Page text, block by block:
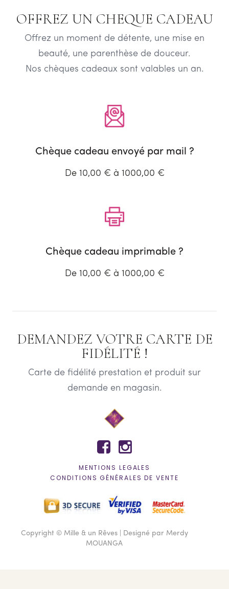
OFFREZ UN CHEQUE CADEAU
Offrez un moment de détente, une mise en
beauté, une parenthèse de douceur.
Nos chèques cadeaux sont valables un an.
Chèque cadeau envoyé par mail ?
De 10,00 € à 1000,00 €
Chèque cadeau imprimable ?
De 10,00 € à 1000,00 €
DEMANDEZ VOTRE CARTE DE
FIDÉLITÉ !
Carte de fidélité prestation et produit sur
demande en magasin.
 
MENTIONS LEGALES
CONDITIONS GÉNÉRALES DE VENTE
Copyright © Mille & un Rêves | Designé par Merdy
MOUANGA